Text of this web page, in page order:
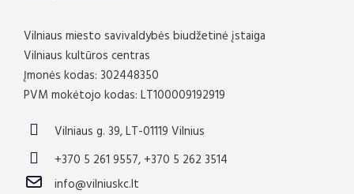
Vilniaus miesto savivaldybės biudžetinė įstaiga
Vilniaus kultūros centras
Įmonės kodas: 302448350
PVM mokėtojo kodas: LT100009192919
Vilniaus g. 39, LT-01119 Vilnius
+370 5 261 9557, +370 5 262 3514
info@vilniuskc.lt